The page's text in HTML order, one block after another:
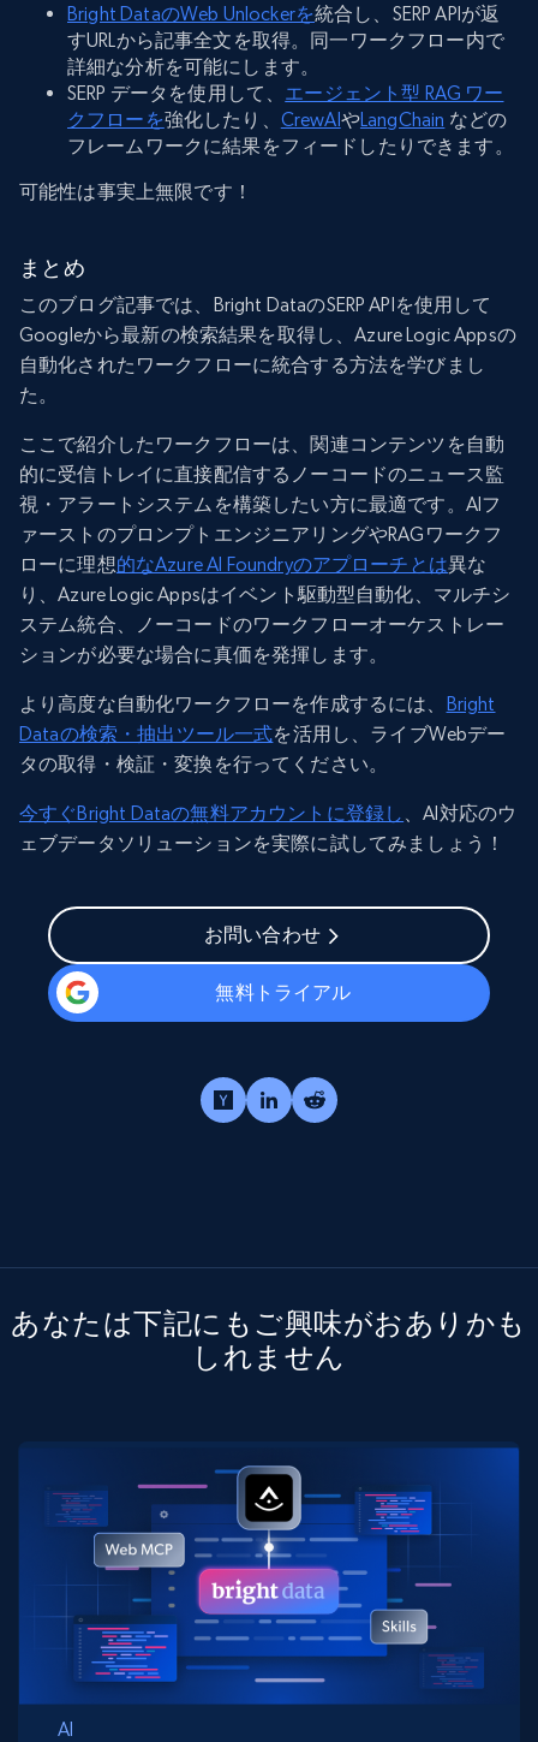
Bright DataのWeb Unlockerを統合し、SERP APIが返
すURLから記事全文を取得。同一ワークフロー内で
詳細な分析を可能にします。
SERP データを使用して、 エージェント型 RAG ワー
クフローを強化したり、 CrewAIやLangChain などの
フレームワークに結果をフィードしたりできます。
可能性は事実上無限です！
まとめ
このブログ記事では、Bright DataのSERP APIを使用して
Googleから最新の検索結果を取得し、Azure Logic Appsの
自動化されたワークフローに統合する方法を学びまし
た。
ここで紹介したワークフローは、関連コンテンツを自動
的に受信トレイに直接配信するノーコードのニュース監
視・アラートシステムを構築したい方に最適です。AIフ
ァーストのプロンプトエンジニアリングやRAGワークフ
ローに理想的なAzure AI Foundryのアプローチとは異な
り、Azure Logic Appsはイベント駆動型自動化、マルチシ
ステム統合、ノーコードのワークフローオーケストレー
ションが必要な場合に真価を発揮します。
より高度な自動化ワークフローを作成するには、 Bright
Dataの検索・抽出ツール一式を活用し、ライブWebデー
タの取得・検証・変換を行ってください。
今すぐBright Dataの無料アカウントに登録し
、AI対応のウ
ェブデータソリューションを実際に試してみましょう！
お問い合わせ
無料トライアル
あなたは下記にもご興味がおありかも
しれません
AI